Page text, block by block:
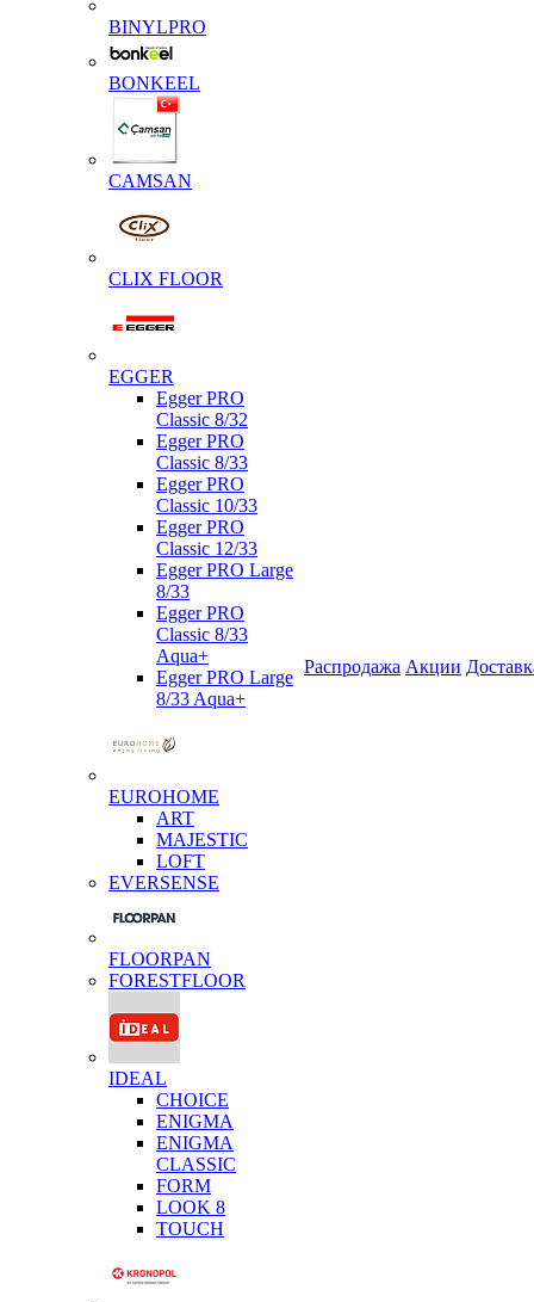
BINYLPRO
BONKEEL
CAMSAN
CLIX FLOOR
EGGER
Egger PRO
Classic 8/32
Egger PRO
Classic 8/33
Egger PRO
Classic 10/33
Egger PRO
Classic 12/33
Egger PRO Large
8/33
Egger PRO
Classic 8/33
Aqua+
Egger PRO Large
8/33 Aqua+
EUROHOME
ART
MAJESTIC
LOFT
EVERSENSE
FLOORPAN
FORESTFLOOR
IDEAL
CHOICE
ENIGMA
ENIGMA
CLASSIC
FORM
LOOK 8
TOUCH
Распродажа Акции